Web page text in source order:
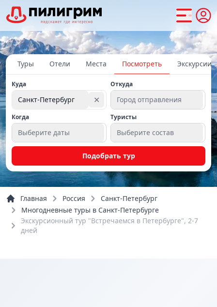
Туры Отели Места Посмотреть Экскурсии
Куда
Санкт-Петербург ✕
Откуда
Город отправления
Когда
Выберите даты
Туристы
Выберите состав
Подобрать тур
Главная Россия
Санкт-Петербург
Многодневные туры в Санкт-Петербурге
Экскурсионный тур "Встречаемся в Петербурге", 2-7
дней